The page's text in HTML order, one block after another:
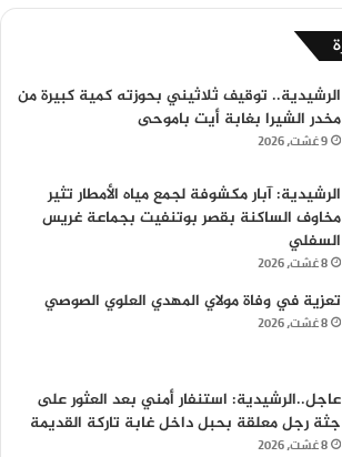
الرشيدية.. توقيف ثلاثيني بحوزته كمية كبيرة من
مخدر الشيرا بغابة أيت باموحى
9 غشت، 2026
الرشيدية: آبار مكشوفة لجمع مياه الأمطار تثير
مخاوف الساكنة بقصر بوتنفيت بجماعة غريس
السفلي
8 غشت، 2026
تعزية في وفاة مولاي المهدي العلوي الصوصي
8 غشت، 2026
عاجل..الرشيدية: استنفار أمني بعد العثور على
جثة رجل معلقة بحبل داخل غابة تاركة القديمة
8 غشت، 2026